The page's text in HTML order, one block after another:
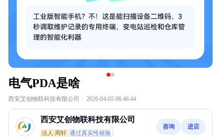
电气PDA是啥
西安艾创物联科技有限公司 · 2026-04-05 06:46:44
西安艾创物联科技有限公司
法人:周轩 通过真实性核验
咨询 进店